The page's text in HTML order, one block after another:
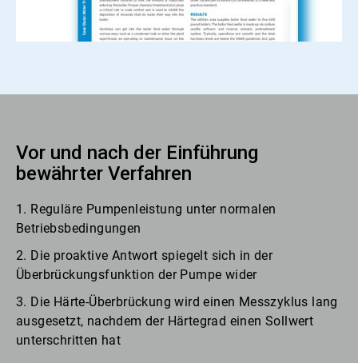
Vor und nach der Einführung
bewährter Verfahren
1. Reguläre Pumpenleistung unter normalen
Betriebsbedingungen
2. Die proaktive Antwort spiegelt sich in der
Überbrückungsfunktion der Pumpe wider
3. Die Härte-Überbrückung wird einen Messzyklus lang
ausgesetzt, nachdem der Härtegrad einen Sollwert
unterschritten hat